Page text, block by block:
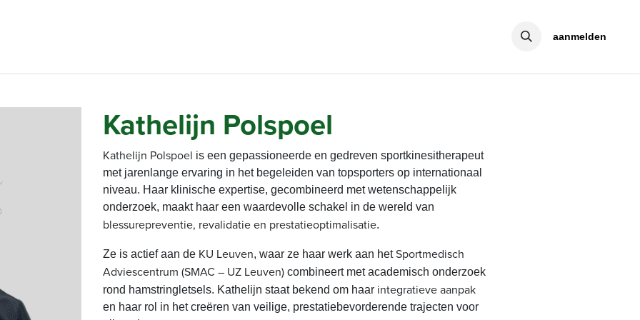
aanmelden
Kathelijn Polspoel
Kathelijn Polspoel is een gepassioneerde en gedreven sportkinesitherapeut
met jarenlange ervaring in het begeleiden van topsporters op internationaal
niveau. Haar klinische expertise, gecombineerd met wetenschappelijk
onderzoek, maakt haar een waardevolle schakel in de wereld van
blessurepreventie, revalidatie en prestatieoptimalisatie.
Ze is actief aan de KU Leuven, waar ze haar werk aan hetSportmedisch
Adviescentrum (SMAC – UZ Leuven) combineert met academisch onderzoek
rond hamstringletsels. Kathelijn staat bekend om haar integratieve aanpak
en haar rol in het creëren van veilige, prestatiebevorderende trajecten voor